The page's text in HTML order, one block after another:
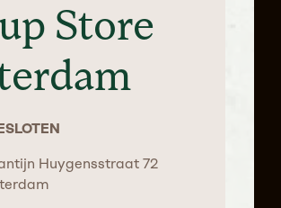
Store
Huygensstraat 72